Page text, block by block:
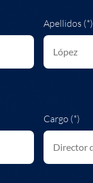
Apellidos (*)
Cargo (*)